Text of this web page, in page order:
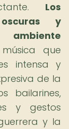
Los
y
que
intensa y
de la
bailarines,
y gestos
y la